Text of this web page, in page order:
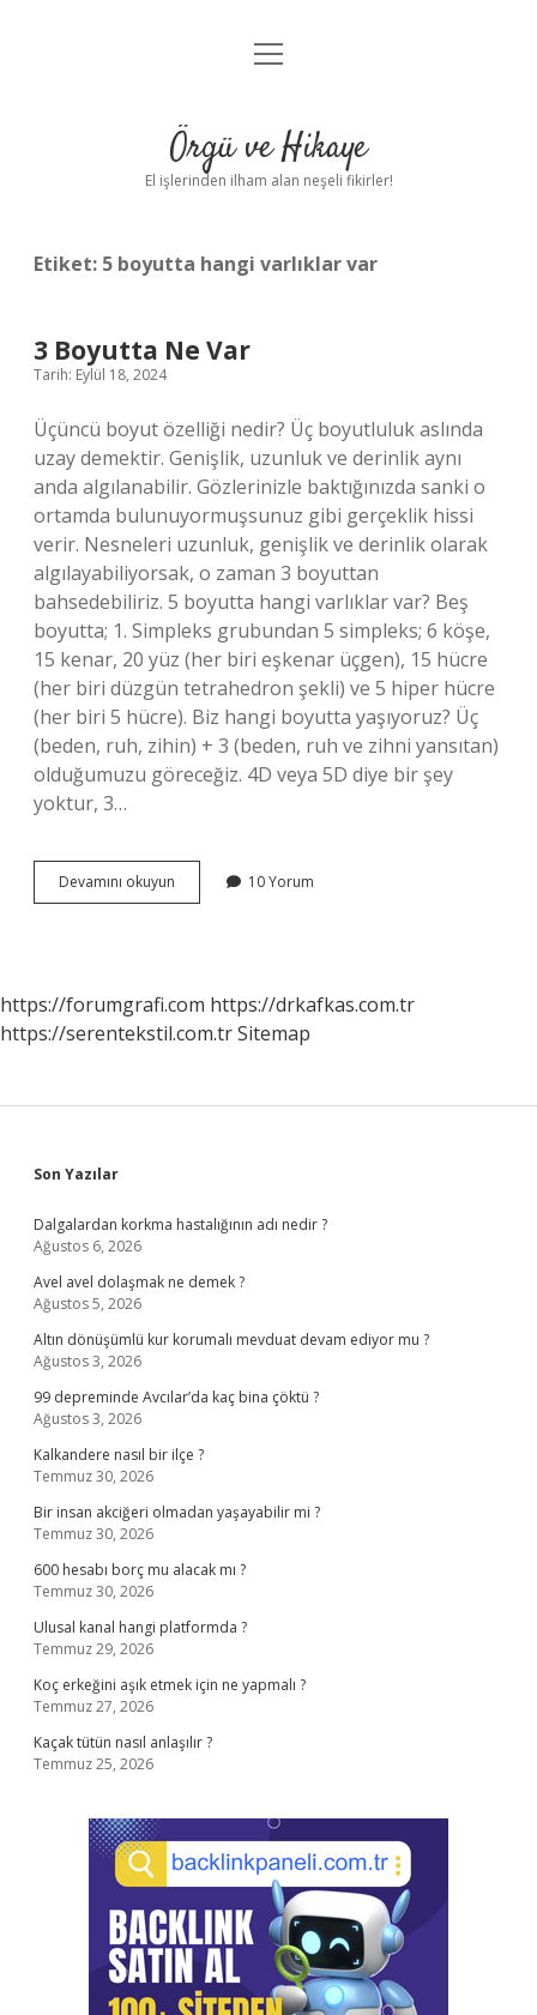
Anasayfa
Yasal Uyarı
menüyü
Örgü ve Hikaye
El işlerinden ilham alan neşeli fikirler!
Etiket: 5 boyutta hangi varlıklar var
3 Boyutta Ne Var
Tarih: Eylül 18, 2024
Üçüncü boyut özelliği nedir? Üç boyutluluk aslında
uzay demektir. Genişlik, uzunluk ve derinlik aynı
anda algılanabilir. Gözlerinizle baktığınızda sanki o
ortamda bulunuyormuşsunuz gibi gerçeklik hissi
verir. Nesneleri uzunluk, genişlik ve derinlik olarak
algılayabiliyorsak, o zaman 3 boyuttan
bahsedebiliriz. 5 boyutta hangi varlıklar var? Beş
boyutta; 1. Simpleks grubundan 5 simpleks; 6 köşe,
15 kenar, 20 yüz (her biri eşkenar üçgen), 15 hücre
(her biri düzgün tetrahedron şekli) ve 5 hiper hücre
(her biri 5 hücre). Biz hangi boyutta yaşıyoruz? Üç
(beden, ruh, zihin) + 3 (beden, ruh ve zihni yansıtan)
olduğumuzu göreceğiz. 4D veya 5D diye bir şey
yoktur, 3…
Devamını okuyun
Boyutta
10 Yorum
https://forumgrafi.com https://drkafkas.com.tr
https://serentekstil.com.trSitemap
Sidebar
Son Yazılar
Dalgalardan korkma hastalığının adı nedir ?
Ağustos 6, 2026
Avel avel dolaşmak ne demek ?
Ağustos 5, 2026
Altın dönüşümlü kur korumalı mevduat devam ediyor mu ?
Ağustos 3, 2026
99 depreminde Avcılar’da kaç bina çöktü ?
Ağustos 3, 2026
Kalkandere nasıl bir ilçe ?
Temmuz 30, 2026
Bir insan akciğeri olmadan yaşayabilir mi ?
Temmuz 30, 2026
600 hesabı borç mu alacak mı ?
Temmuz 30, 2026
Ulusal kanal hangi platformda ?
Temmuz 29, 2026
Koç erkeğini aşık etmek için ne yapmalı ?
Temmuz 27, 2026
Kaçak tütün nasıl anlaşılır ?
Temmuz 25, 2026